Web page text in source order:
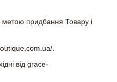
метою придбання Товару і
.
від grace-